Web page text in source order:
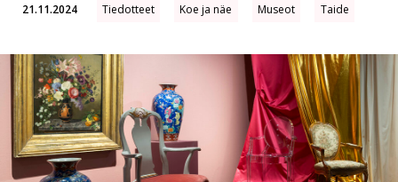
21.11.2024 Tiedotteet Koe ja näe Museot Taide